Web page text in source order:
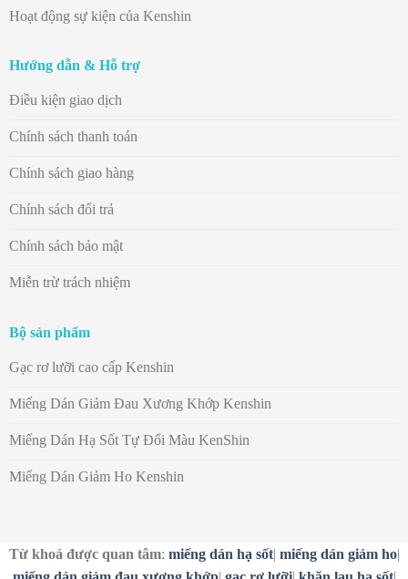
Hoạt động sự kiện của Kenshin
Hướng dẫn & Hỗ trợ
Điều kiện giao dịch
Chính sách thanh toán
Chính sách giao hàng
Chính sách đổi trả
Chính sách bảo mật
Miễn trừ trách nhiệm
Bộ sản phẩm
Gạc rơ lưỡi cao cấp Kenshin
Miếng Dán Giảm Đau Xương Khớp Kenshin
Miếng Dán Hạ Sốt Tự Đổi Màu KenShin
Miếng Dán Giảm Ho Kenshin
Từ khoá được quan tâm: miếng dán hạ sốt| miếng dán giảm ho|